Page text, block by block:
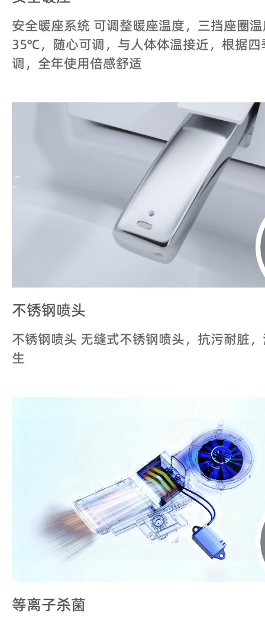
安全暖座系统 可调整暖座温度，三挡座圈
35℃，随心可调，与人体体温接近，根据
调，全年使用倍感舒适
不锈钢喷头
不锈钢喷头 无缝式不锈钢喷头，抗污耐脏
生
等离子杀菌